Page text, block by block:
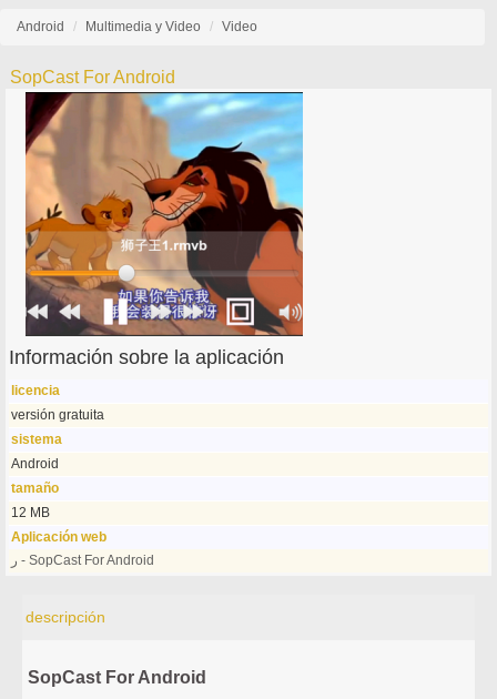
Android Multimedia y Video Video
SopCast For Android
Información sobre la aplicación
licencia
versión gratuita
sistema
Android
tamaño
12 MB
Aplicación web
ر - SopCast For Android
descripción
SopCast For Android